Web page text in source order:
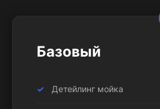
Базовый
Детейлинг мойка